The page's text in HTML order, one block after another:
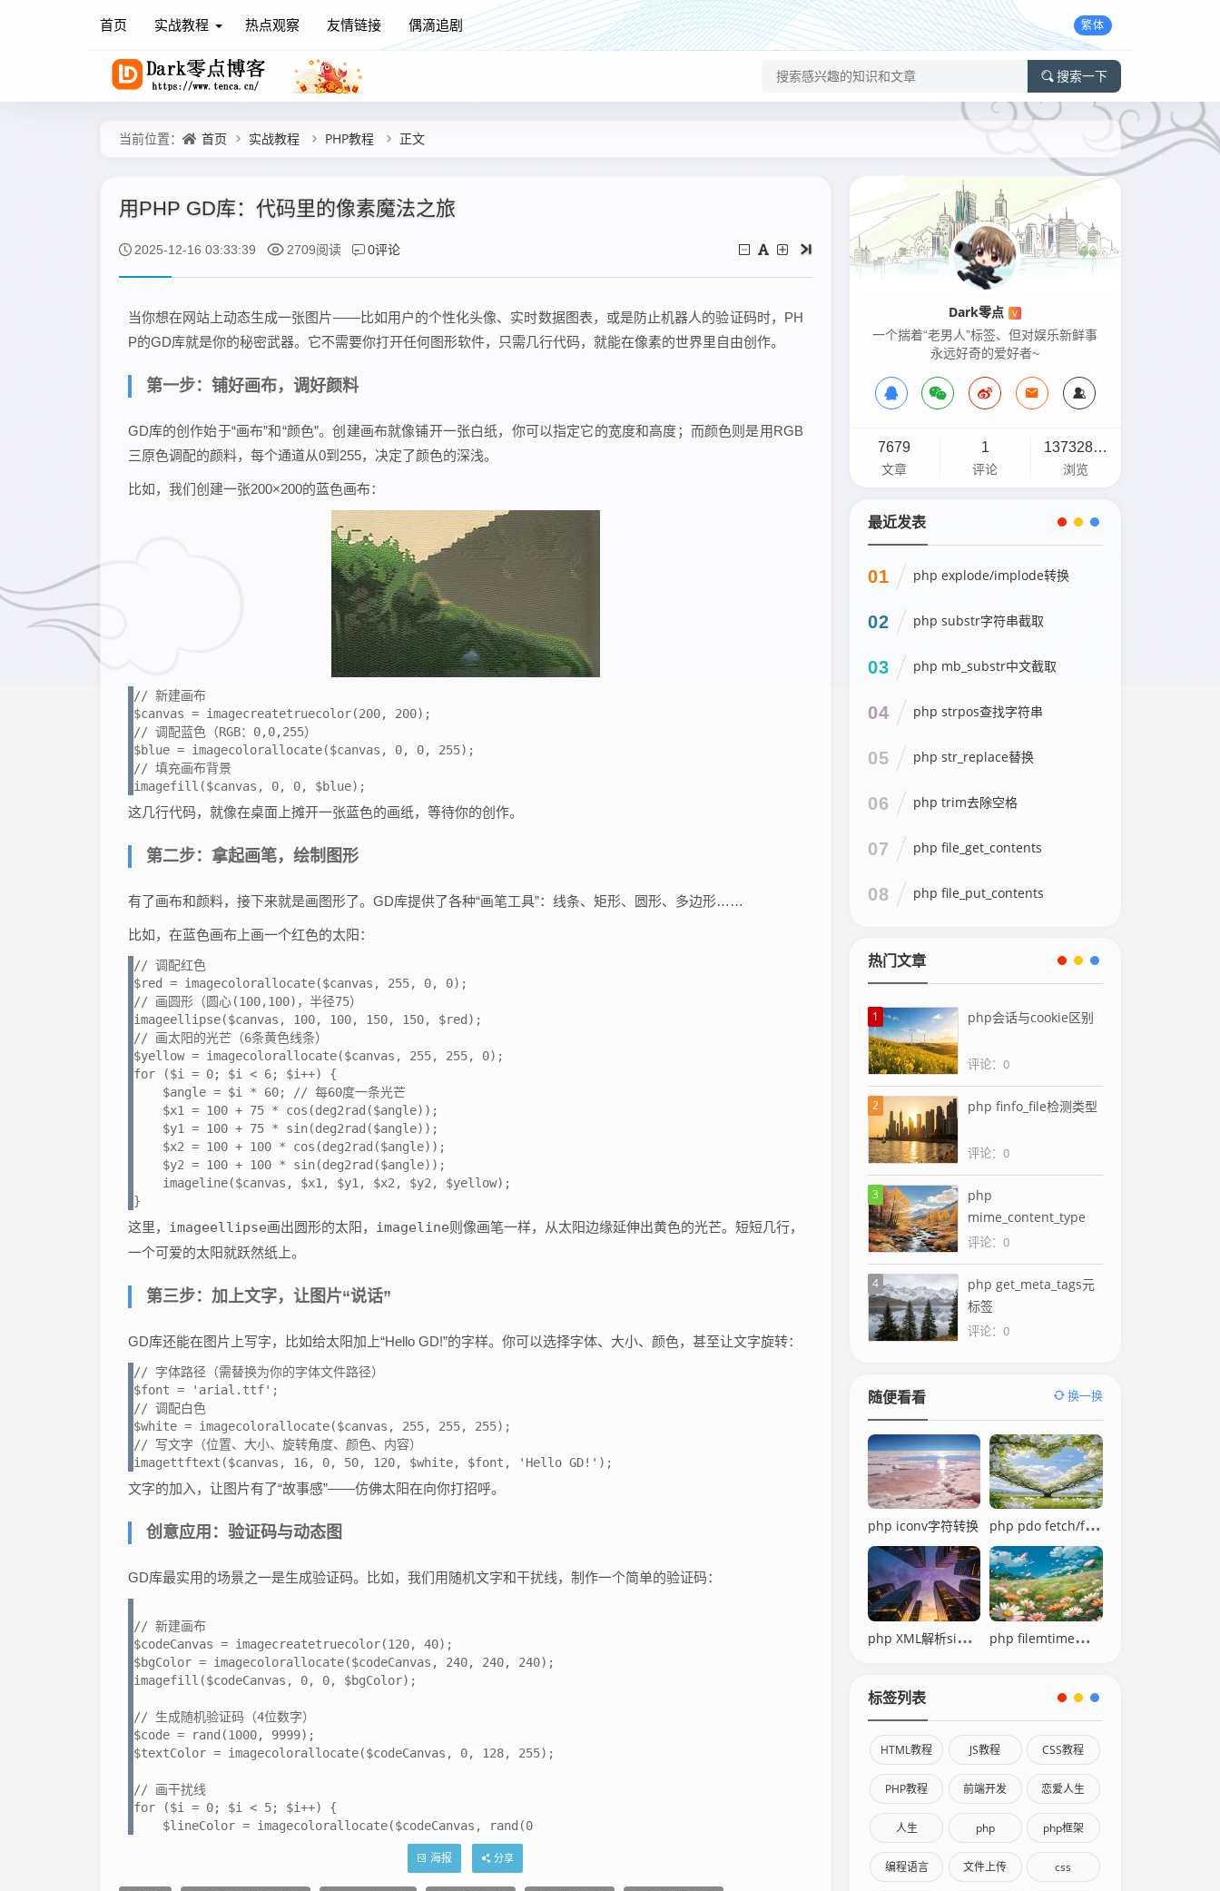
首页 实战教程 热点观察 友情链接 偶滴追剧 繁体
搜索一下
当前位置： 首页 实战教程 PHP教程 正文
用PHP GD库：代码里的像素魔法之旅
2025-12-16 03:33:39 2709阅读 0评论
当你想在网站上动态生成一张图片——比如用户的个性化头像、实时数据图表，或是防止机器人的验证码时，PH
P的GD库就是你的秘密武器。它不需要你打开任何图形软件，只需几行代码，就能在像素的世界里自由创作。
第一步：铺好画布，调好颜料
GD库的创作始于“画布”和“颜色”。创建画布就像铺开一张白纸，你可以指定它的宽度和高度；而颜色则是用RGB
三原色调配的颜料，每个通道从0到255，决定了颜色的深浅。
比如，我们创建一张200×200的蓝色画布：
// 新建画布
$canvas = imagecreatetruecolor(200, 200);
// 调配蓝色（RGB：0,0,255）
$blue = imagecolorallocate($canvas, 0, 0, 255);
// 填充画布背景
imagefill($canvas, 0, 0, $blue);
这几行代码，就像在桌面上摊开一张蓝色的画纸，等待你的创作。
第二步：拿起画笔，绘制图形
有了画布和颜料，接下来就是画图形了。GD库提供了各种“画笔工具”：线条、矩形、圆形、多边形……
比如，在蓝色画布上画一个红色的太阳：
// 调配红色
$red = imagecolorallocate($canvas, 255, 0, 0);
// 画圆形（圆心(100,100)，半径75）
imageellipse($canvas, 100, 100, 150, 150, $red);
// 画太阳的光芒（6条黄色线条）
$yellow = imagecolorallocate($canvas, 255, 255, 0);
for ($i = 0; $i < 6; $i++) {
    $angle = $i * 60; // 每60度一条光芒
    $x1 = 100 + 75 * cos(deg2rad($angle));
    $y1 = 100 + 75 * sin(deg2rad($angle));
    $x2 = 100 + 100 * cos(deg2rad($angle));
    $y2 = 100 + 100 * sin(deg2rad($angle));
    imageline($canvas, $x1, $y1, $x2, $y2, $yellow);
}
这里， imageellipse画出圆形的太阳， imageline则像画笔一样，从太阳边缘延伸出黄色的光芒。短短几行，
一个可爱的太阳就跃然纸上。
第三步：加上文字，让图片“说话”
GD库还能在图片上写字，比如给太阳加上“Hello GD!”的字样。你可以选择字体、大小、颜色，甚至让文字旋转：
// 字体路径（需替换为你的字体文件路径）
$font = 'arial.ttf';
// 调配白色
$white = imagecolorallocate($canvas, 255, 255, 255);
// 写文字（位置、大小、旋转角度、颜色、内容）
imagettftext($canvas, 16, 0, 50, 120, $white, $font, 'Hello GD!');
文字的加入，让图片有了“故事感”——仿佛太阳在向你打招呼。
创意应用：验证码与动态图
GD库最实用的场景之一是生成验证码。比如，我们用随机文字和干扰线，制作一个简单的验证码：
// 新建画布
$codeCanvas = imagecreatetruecolor(120, 40);
$bgColor = imagecolorallocate($codeCanvas, 240, 240, 240);
imagefill($codeCanvas, 0, 0, $bgColor);
// 生成随机验证码（4位数字）
$code = rand(1000, 9999);
$textColor = imagecolorallocate($codeCanvas, 0, 128, 255);
// 画干扰线
for ($i = 0; $i < 5; $i++) {
    $lineColor = imagecolorallocate($codeCanvas, rand(0
海报 分享
Dark零点 V
一个揣着“老男人”标签、但对娱乐新鲜事
永远好奇的爱好者~
7679
文章
1
评论
13732898
浏览
最近发表
01 php explode/implode转换
02 php substr字符串截取
03 php mb_substr中文截取
04 php strpos查找字符串
05 php str_replace替换
06 php trim去除空格
07 php file_get_contents
08 php file_put_contents
热门文章
1 php会话与cookie区别
评论：0
2 php finfo_file检测类型
评论：0
3
php
mime_content_type
评论：0
4
php get_meta_tags元
标签
评论：0
随便看看 换一换
php iconv字符转换 php pdo fetch/fetchAll
php XML解析simplexml php filemtime修改时间
标签列表
HTML教程 JS教程 CSS教程
PHP教程 前端开发 恋爱人生
人生 php php框架
编程语言 文件上传 css